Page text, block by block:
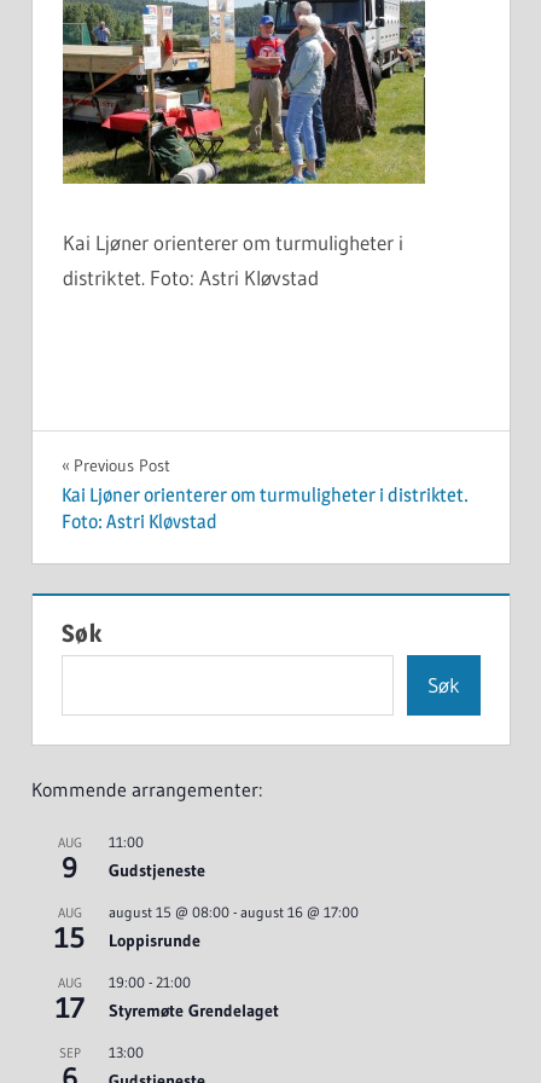
Kai Ljøner orienterer om turmuligheter i
distriktet. Foto: Astri Kløvstad
Innleggsnavigasjon
Previous Post
Kai Ljøner orienterer om turmuligheter i distriktet.
Foto: Astri Kløvstad
Søk
Søk
Kommende arrangementer:
AUG
9
11:00
Gudstjeneste
AUG
15
august 15 @ 08:00- august 16 @ 17:00
Loppisrunde
AUG
17
19:00- 21:00
Styremøte Grendelaget
SEP 13:00